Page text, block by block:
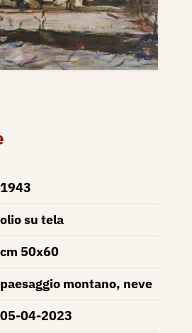
1943
olio su tela
cm 50x60
paesaggio montano, neve
05-04-2023